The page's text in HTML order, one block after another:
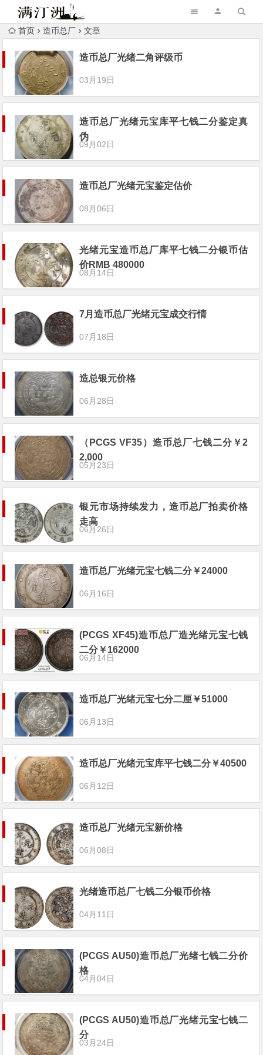
首页 造币总厂 文章
造币总厂光绪二角评级币
03月19日
造币总厂光绪元宝库平七钱二分鉴定真
伪
09月02日
造币总厂光绪元宝鉴定估价
08月06日
光绪元宝造币总厂库平七钱二分银币估
价RMB 480000
08月14日
7月造币总厂光绪元宝成交行情
07月18日
造总银元价格
06月28日
（PCGS VF35）造币总厂七钱二分￥2
2,000
05月23日
银元市场持续发力，造币总厂拍卖价格
走高
06月26日
造币总厂光绪元宝七钱二分￥24000
06月16日
(PCGS XF45)造币总厂造光绪元宝七钱
二分￥162000
06月14日
造币总厂光绪元宝七分二厘￥51000
06月13日
造币总厂光绪元宝库平七钱二分￥40500
06月12日
造币总厂光绪元宝新价格
06月08日
光绪造币总厂七钱二分银币价格
04月11日
(PCGS AU50)造币总厂光绪七钱二分价
格
04月04日
(PCGS AU50)造币总厂光绪元宝七钱二
分
03月24日